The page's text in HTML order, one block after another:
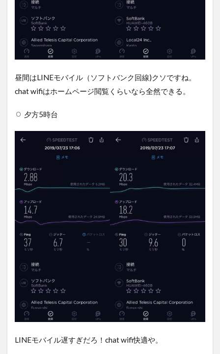
昼間はLINEモバイル（ソフトバンク回線)クソですね。
chat wifiはホームページ閲覧くらいなら全然できる。
夕方5時台
LINEモバイル遅すぎだろ！chat wifi快適や。